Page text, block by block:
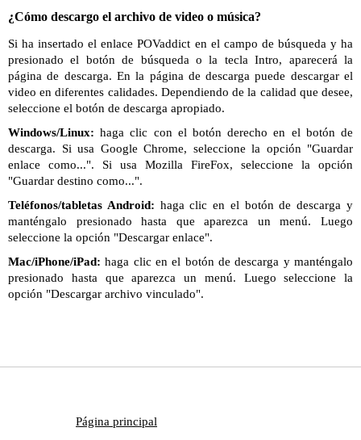
¿Cómo descargo el archivo de video o música?
Si ha insertado el enlace POVaddict en el campo de búsqueda y ha
presionado el botón de búsqueda o la tecla Intro, aparecerá la
página de descarga. En la página de descarga puede descargar el
video en diferentes calidades. Dependiendo de la calidad que desee,
seleccione el botón de descarga apropiado.
Windows/Linux: haga clic con el botón derecho en el botón de
descarga. Si usa Google Chrome, seleccione la opción "Guardar
enlace como...". Si usa Mozilla FireFox, seleccione la opción
"Guardar destino como...".
Teléfonos/tabletas Android: haga clic en el botón de descarga y
manténgalo presionado hasta que aparezca un menú. Luego
seleccione la opción "Descargar enlace".
Mac/iPhone/iPad: haga clic en el botón de descarga y manténgalo
presionado hasta que aparezca un menú. Luego seleccione la
opción "Descargar archivo vinculado".
Página principal